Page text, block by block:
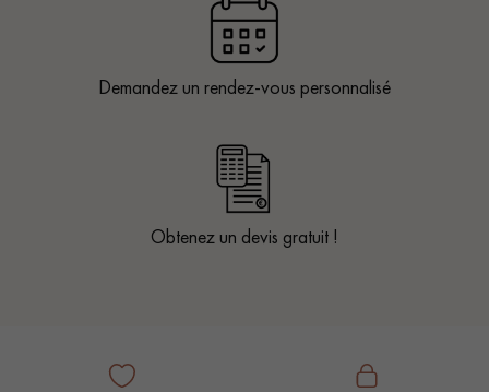
Demandez un rendez-vous personnalisé
Obtenez un devis gratuit !